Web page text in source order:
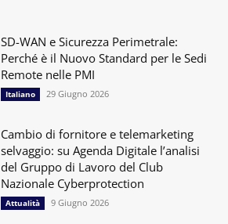
SD-WAN e Sicurezza Perimetrale:
Perché è il Nuovo Standard per le Sedi
Remote nelle PMI
Italiano 29 Giugno 2026
Cambio di fornitore e telemarketing
selvaggio: su Agenda Digitale l’analisi
del Gruppo di Lavoro del Club
Nazionale Cyberprotection
Attualità 9 Giugno 2026